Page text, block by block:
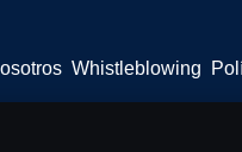
Whistleblowing